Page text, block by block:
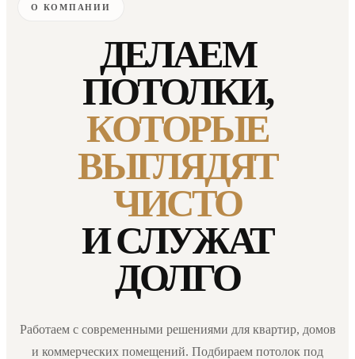
О КОМПАНИИ
ДЕЛАЕМ
ПОТОЛКИ,
КОТОРЫЕ
ВЫГЛЯДЯТ
ЧИСТО
И СЛУЖАТ
ДОЛГО
Работаем с современными решениями для квартир, домов
и коммерческих помещений. Подбираем потолок под